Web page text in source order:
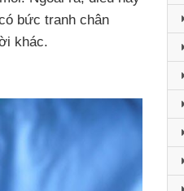
bức tranh chân
khác.